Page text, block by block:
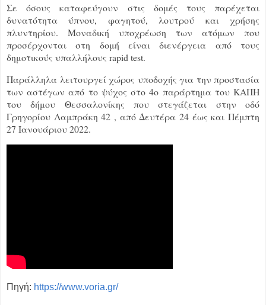
Σε όσους καταφεύγουν στις δομές τους παρέχεται
δυνατότητα ύπνου, φαγητού, λουτρού και χρήσης
πλυντηρίου. Μοναδική υποχρέωση των ατόμων που
προσέρχονται στη δομή είναι διενέργεια από τους
δημοτικούς υπαλλήλους rapid test.
Παράλληλα λειτουργεί χώρος υποδοχής για την προστασία
των αστέγων από το ψύχος στο 4ο παράρτημα του ΚΑΠΗ
του δήμου Θεσσαλονίκης που στεγάζεται στην οδό
Γρηγορίου Λαμπράκη 42 , από Δευτέρα 24 έως και Πέμπτη
27 Ιανουάριου 2022.
Πηγή: https://www.voria.gr/